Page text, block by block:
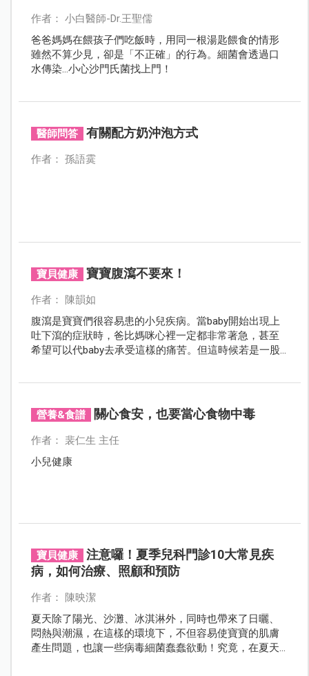
作者： 小白醫師-Dr.王聖儒
爸爸媽媽在餵孩子們吃飯時，用同一根湯匙餵食的情形
雖然不算少見，卻是「不正確」的行為。細菌會透過口
水傳染…小心沙門氏菌找上門！
醫師問答 有關配方奶沖泡方式
作者： 孫語霙
寶貝健康 寶寶腹瀉不要來！
作者： 陳韻如
腹瀉是寶寶們很容易患的小兒疾病。當baby開始出現上
吐下瀉的症狀時，爸比媽咪心裡一定都非常著急，甚至
希望可以代baby去承受這樣的痛苦。但這時候若是一股
baby拉肚子的防治及護理應該有更多的了解與因應方
法。
營養&食譜 關心食安，也要當心食物中毒
作者： 裴仁生 主任
小兒健康
寶貝健康
注意囉！夏季兒科門診10大常見疾
病，如何治療、照顧和預防
作者： 陳映潔
夏天除了陽光、沙灘、冰淇淋外，同時也帶來了日曬、
悶熱與潮濕，在這樣的環境下，不但容易使寶寶的肌膚
產生問題，也讓一些病毒細菌蠢蠢欲動！究竟，在夏天